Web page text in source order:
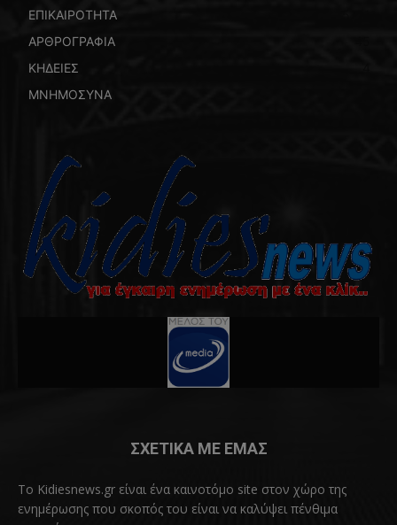
ΕΠΙΚΑΙΡΟΤΗΤΑ
ΑΡΘΡΟΓΡΑΦΙΑ
ΚΗΔΕΙΕΣ
ΜΝΗΜΟΣΥΝΑ
ΣΧΕΤΙΚΑ ΜΕ ΕΜΑΣ
Το Kidiesnews.gr είναι ένα καινοτόμο site στον χώρο της
ενημέρωσης που σκοπός του είναι να καλύψει πένθιμα